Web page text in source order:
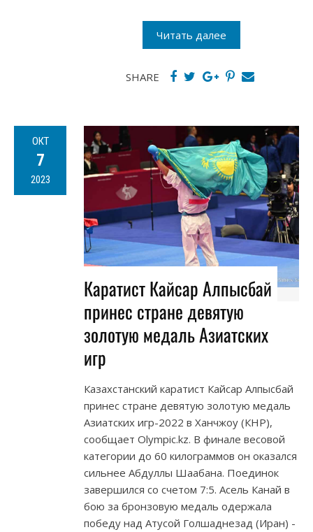
Читать далее
SHARE
ОКТ
7
2023
Каратист Кайсар Алпысбай
принес стране девятую
золотую медаль Азиатских
игр
Казахстанский каратист Кайсар Алпысбай
принес стране девятую золотую медаль
Азиатских игр-2022 в Ханчжоу (КНР),
сообщает Olympic.kz. В финале весовой
категории до 60 килограммов он оказался
сильнее Абдуллы Шаабана. Поединок
завершился со счетом 7:5. Асель Канай в
бою за бронзовую медаль одержала
победу над Атусой Голшаднезад (Иран) -